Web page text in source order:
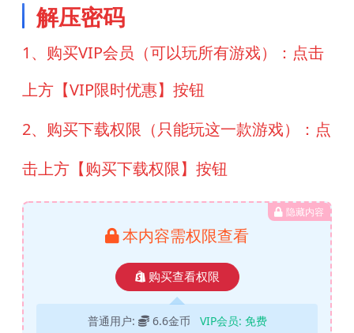
解压密码
1、购买VIP会员（可以玩所有游戏）：点击
上方【VIP限时优惠】按钮
2、购买下载权限（只能玩这一款游戏）：点
击上方【购买下载权限】按钮
隐藏内容
本内容需权限查看
购买查看权限
普通用户: 6.6金币 VIP会员: 免费